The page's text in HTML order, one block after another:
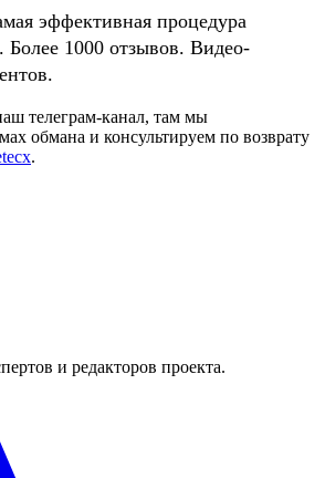
эффективная процедура
Более 1000 отзывов. Видео-
телеграм-канал, там мы
обмана и консультируем по возврату
.
и редакторов проекта.